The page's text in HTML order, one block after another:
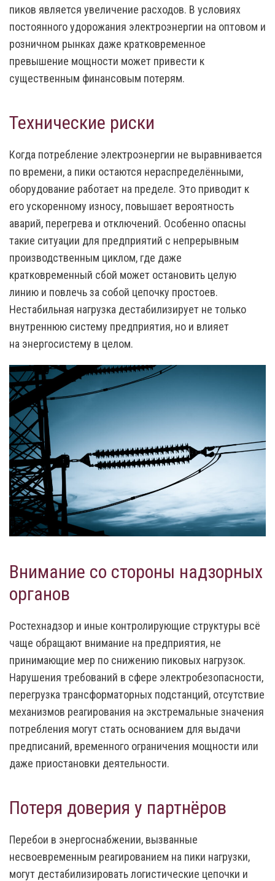
пиков является увеличение расходов. В условиях
постоянного удорожания электроэнергии на оптовом и
розничном рынках даже кратковременное
превышение мощности может привести к
существенным финансовым потерям.
Технические риски
Когда потребление электроэнергии не выравнивается
по времени, а пики остаются нераспределёнными,
оборудование работает на пределе. Это приводит к
его ускоренному износу, повышает вероятность
аварий, перегрева и отключений. Особенно опасны
такие ситуации для предприятий с непрерывным
производственным циклом, где даже
кратковременный сбой может остановить целую
линию и повлечь за собой цепочку простоев.
Нестабильная нагрузка дестабилизирует не только
внутреннюю систему предприятия, но и влияет
на энергосистему в целом.
Внимание со стороны надзорных
органов
Ростехнадзор и иные контролирующие структуры всё
чаще обращают внимание на предприятия, не
принимающие мер по снижению пиковых нагрузок.
Нарушения требований в сфере электробезопасности,
перегрузка трансформаторных подстанций, отсутствие
механизмов реагирования на экстремальные значения
потребления могут стать основанием для выдачи
предписаний, временного ограничения мощности или
даже приостановки деятельности.
Потеря доверия у партнёров
Перебои в энергоснабжении, вызванные
несвоевременным реагированием на пики нагрузки,
могут дестабилизировать логистические цепочки и